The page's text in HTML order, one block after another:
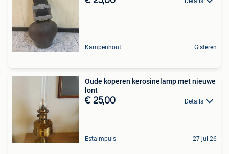
Kampenhout Gisteren
Oude koperen kerosinelamp met nieuwe
lont
€ 25,00 Details
Estaimpuis 27 jul 26